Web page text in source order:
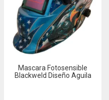
Mascara Fotosensible
Blackweld Diseño Aguila